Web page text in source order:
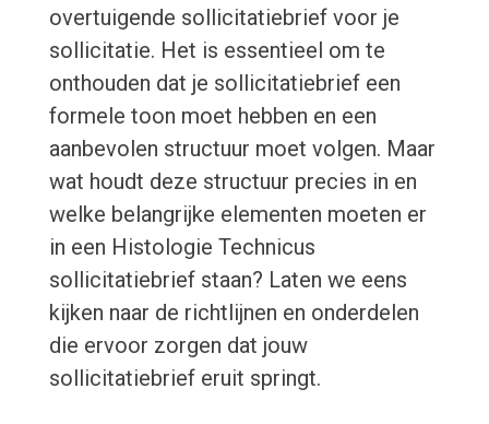
overtuigende sollicitatiebrief voor je
sollicitatie. Het is essentieel om te
onthouden dat je sollicitatiebrief een
formele toon moet hebben en een
aanbevolen structuur moet volgen. Maar
wat houdt deze structuur precies in en
welke belangrijke elementen moeten er
in een Histologie Technicus
sollicitatiebrief staan? Laten we eens
kijken naar de richtlijnen en onderdelen
die ervoor zorgen dat jouw
sollicitatiebrief eruit springt.